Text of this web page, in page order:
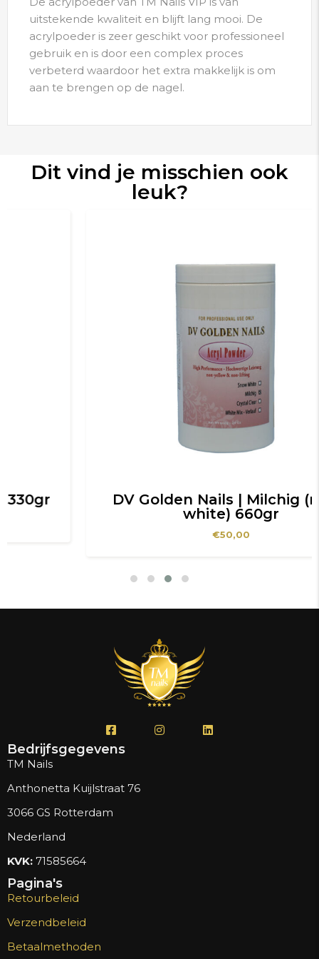
uitstekende kwaliteit en blijft lang mooi. De
acrylpoeder is zeer geschikt voor professioneel
gebruik en is door een complex proces
verbeterd waardoor het extra makkelijk is om
aan te brengen op de nagel.
Dit vind je misschien ook
leuk?
DV Golden Nails | Milchig (milky
white) 660gr
Bedrijfsgegevens
TM Nails
Anthonetta Kuijlstraat 76
3066 GS Rotterdam
Nederland
KVK: 71585664
Pagina's
Retourbeleid
Verzendbeleid
Betaalmethoden